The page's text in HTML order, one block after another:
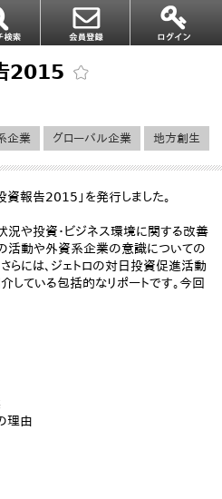
2015
企業 グローバル企業 地方創生
資報告2015」を発行しました。
や投資・ビジネス環境に関する改善
活動や外資系企業の意識についての
らには、ジェトロの対日投資促進活動
している包括的なリポートです。今回
理由